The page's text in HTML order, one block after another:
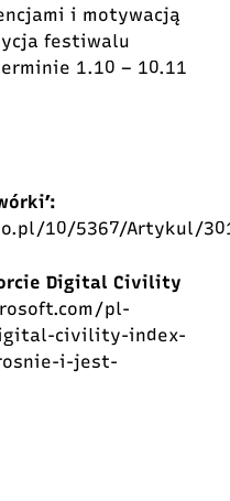
i motywacją
festiwalu
1.10 – 10.11
10/5367/Artykul/
Digital Civility
pl-
civility-index-
i-jest-